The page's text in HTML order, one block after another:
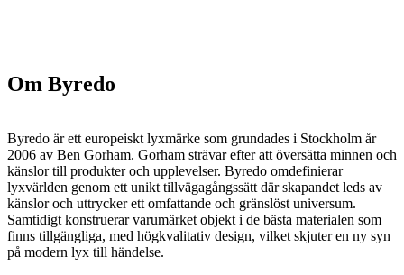
Om Byredo
Byredo är ett europeiskt lyxmärke som grundades i Stockholm år
2006 av Ben Gorham. Gorham strävar efter att översätta minnen och
känslor till produkter och upplevelser. Byredo omdefinierar
lyxvärlden genom ett unikt tillvägagångssätt där skapandet leds av
känslor och uttrycker ett omfattande och gränslöst universum.
Samtidigt konstruerar varumärket objekt i de bästa materialen som
finns tillgängliga, med högkvalitativ design, vilket skjuter en ny syn
på modern lyx till händelse.